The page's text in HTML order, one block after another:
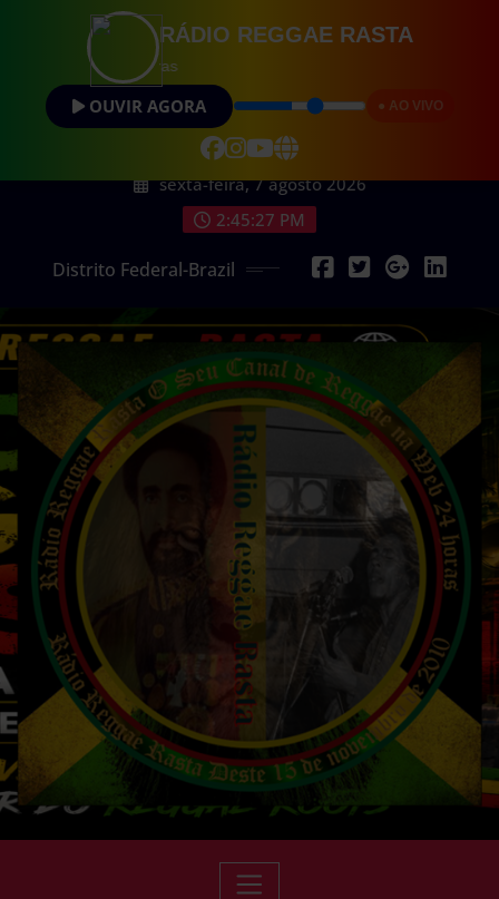
sexta-feira, 7 agosto 2026
2:45:28 PM
Distrito Federal-Brazil
RÁDIO REGGAE RASTA
OUVIR AGORA ● AO VIVO